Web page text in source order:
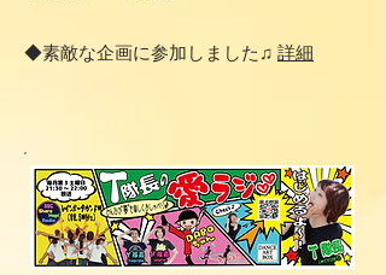
​◆素敵な企画に参加しました♫ 詳細